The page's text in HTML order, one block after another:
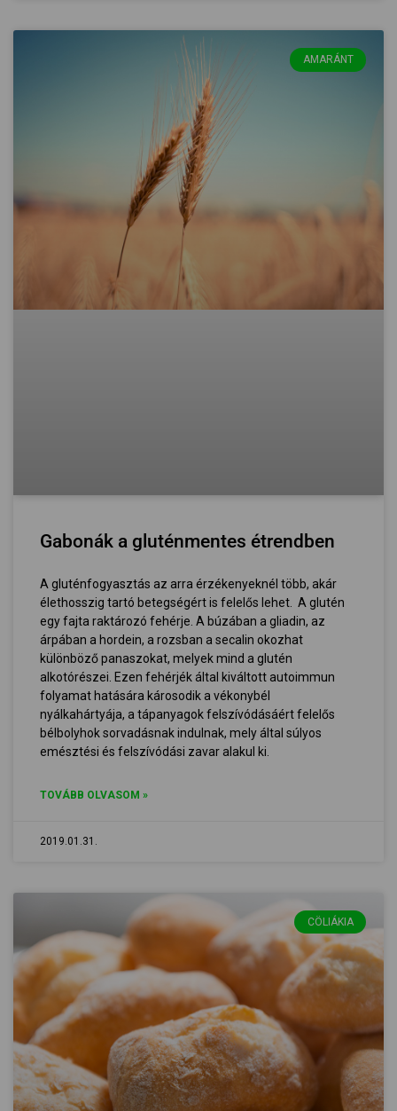
AMARÁNT
Gabonák a gluténmentes étrendben
A gluténfogyasztás az arra érzékenyeknél több, akár
élethosszig tartó betegségért is felelős lehet. A glutén
egy fajta raktározó fehérje. A búzában a gliadin, az
árpában a hordein, a rozsban a secalin okozhat
különböző panaszokat, melyek mind a glutén
alkotórészei. Ezen fehérjék által kiváltott autoimmun
folyamat hatására károsodik a vékonybél
nyálkahártyája, a tápanyagok felszívódásáért felelős
bélbolyhok sorvadásnak indulnak, mely által súlyos
emésztési és felszívódási zavar alakul ki.
TOVÁBB OLVASOM »
2019.01.31.
CÖLIÁKIA